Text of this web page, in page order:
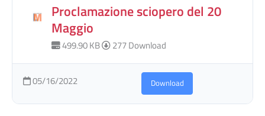
Proclamazione sciopero del 20
Maggio
499.90 KB 277 Download
05/16/2022 Download